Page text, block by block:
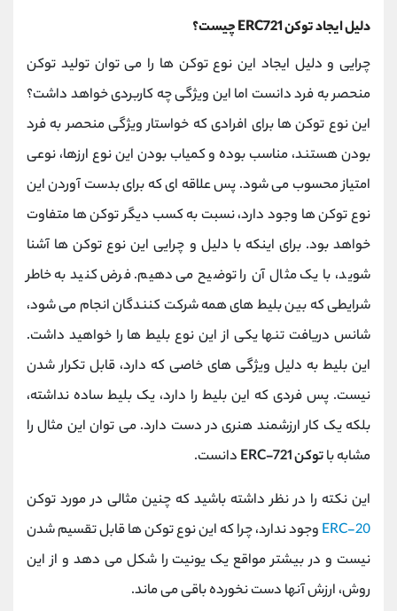
دلیل ایجاد توکن ERC721 چیست؟
چرایی و دلیل ایجاد این نوع توکن ها را می توان تولید توکن
منحصر به فرد دانست اما این ویژگی چه کاربردی خواهد داشت؟
این نوع توکن ها برای افرادی که خواستار ویژگی منحصر به فرد
بودن هستند، مناسب بوده و کمیاب بودن این نوع ارزها، نوعی
امتیاز محسوب می شود. پس علاقه ای که برای بدست آوردن این
نوع توکن ها وجود دارد، نسبت به کسب دیگر توکن ها متفاوت
خواهد بود. برای اینکه با دلیل و چرایی این نوع توکن ها آشنا
شوید، با یک مثال آن را توضیح می دهیم. فرض کنید به خاطر
شرایطی که بین بلیط های همه شرکت کنندگان انجام می شود،
شانس دریافت تنها یکی از این نوع بلیط ها را خواهید داشت.
این بلیط به دلیل ویژگی های خاصی که دارد، قابل تکرار شدن
نیست. پس فردی که این بلیط را دارد، یک بلیط ساده نداشته،
بلکه یک کار ارزشمند هنری در دست دارد. می توان این مثال را
مشابه باتوکن ERC-721
دانست.
این نکته را در نظر داشته باشید که چنین مثالی در مورد توکن
ERC-20 وجود ندارد، چرا که این نوع توکن ها قابل تقسیم شدن
نیست و در بیشتر مواقع یک یونیت را شکل می دهد و از این
روش، ارزش آنها دست نخورده باقی می ماند.